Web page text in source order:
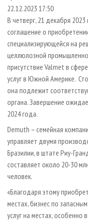
СУШКА ДРЕВЕСИНЫ
ПРОИЗВОДСТВО
ДЕРЕВЯННОЕ
ПРОИЗВОДСТВО
БИОЭНЕРГЕТИКА
ЦБП
ИНСТРУМЕНТ И
ПЕРСОНЫ
МОБИЛЬНЫЕ
ОФИЦИАЛЬНЫЕ
ПРИОРИТЕТНЫЕ
RUSSIAN FORESTRY
ГАЗЕТА
БИБЛИОТЕКА
КОНТАКТЫ
РЕКЛАМА
РЕКЛАМА НА САЙТЕ
22.12.2023 17:50
В четверг, 21 декабря
соглашение о
специализирующейся на
целлюлозной
присутствие Valmet в
услуг в Южной Америке.
она подлежит
органа. Завершение
2024 года.
Demuth – семейная
управляет двумя
Бразилии, в штате Риу-
составляет около 20-30
человек.
«Благодаря этому
местах, бизнес по
услуг на местах, особенно